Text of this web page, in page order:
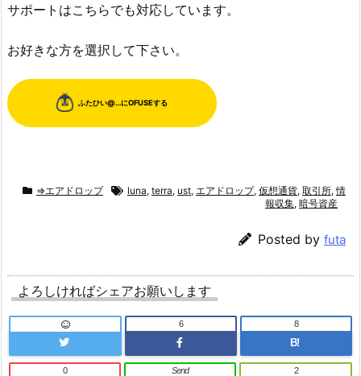
サポートはこちらでも対応しています。
お好きな方を選択して下さい。
⇒エアドロップ luna, terra, ust, エアドロップ, 仮想通貨, 取引所,情
報収集, 暗号資産
Posted by futa
よろしければシェアお願いします
6
B!
8
0 Send 2